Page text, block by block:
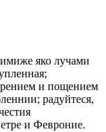
яко лучами
и пощением
радуйтеся,
и Февроние.